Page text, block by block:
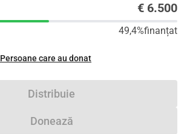
€ 6.500
49,4%finanțat
Persoane care au donat
Distribuie
Donează